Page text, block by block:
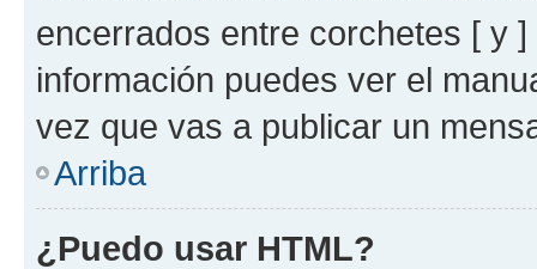
encerrados entre corchetes [ y
información puedes ver el
vez que vas a publicar un
Arriba
¿Puedo usar HTML?